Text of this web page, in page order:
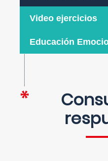
Video ejercicios
Educación